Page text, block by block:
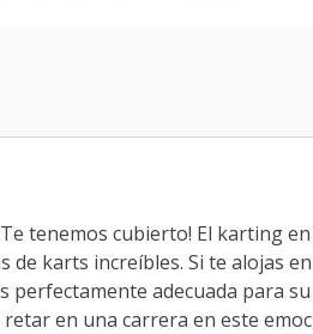
tenemos cubierto! El karting
de karts increíbles. Si te alojas en
adecuada para
en una carrera en este